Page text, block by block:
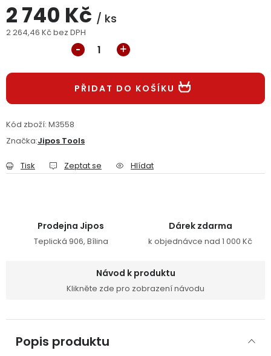
Reklamační formulář Odstoupení ve lhůtě 14 dní
Obchodní podmínky Reklamační řád
2 740 Kč / ks
2 264,46 Kč bez DPH
PŘIDAT DO KOŠÍKU
Kód zboží: M3558
Značka:Jipos Tools
Tisk Zeptat se Hlídat
Prodejna Jipos
Teplická 906, Bílina
Dárek zdarma
k objednávce nad 1 000 Kč
Návod k produktu
Klikněte zde pro zobrazení návodu
Popis produktu